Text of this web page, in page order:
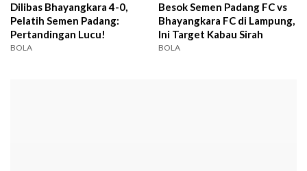
Dilibas Bhayangkara 4-0,
Pelatih Semen Padang:
Pertandingan Lucu!
BOLA
Besok Semen Padang FC vs
Bhayangkara FC di Lampung,
Ini Target Kabau Sirah
BOLA